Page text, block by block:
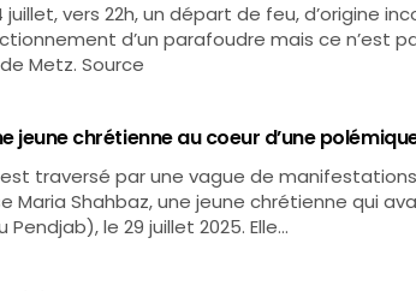
vers 22h, un départ de feu, d’origine
d’un parafoudre mais ce n’est
Metz. Source
jeune chrétienne au coeur d’une
est traversé par une vague de
Maria Shahbaz, une jeune chrétienne qui
Pendjab), le 29 juillet 2025. Elle…